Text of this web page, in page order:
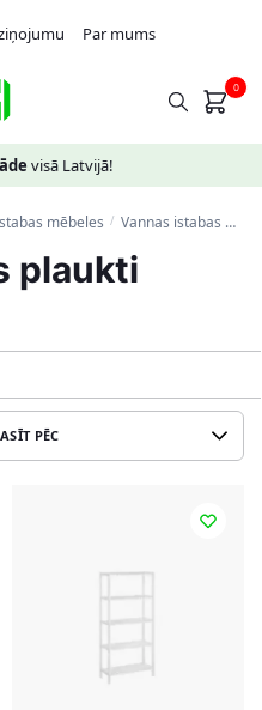
Par mums
0
visā Latvijā!
mēbeles / Vannas istabas plaukti
plaukti